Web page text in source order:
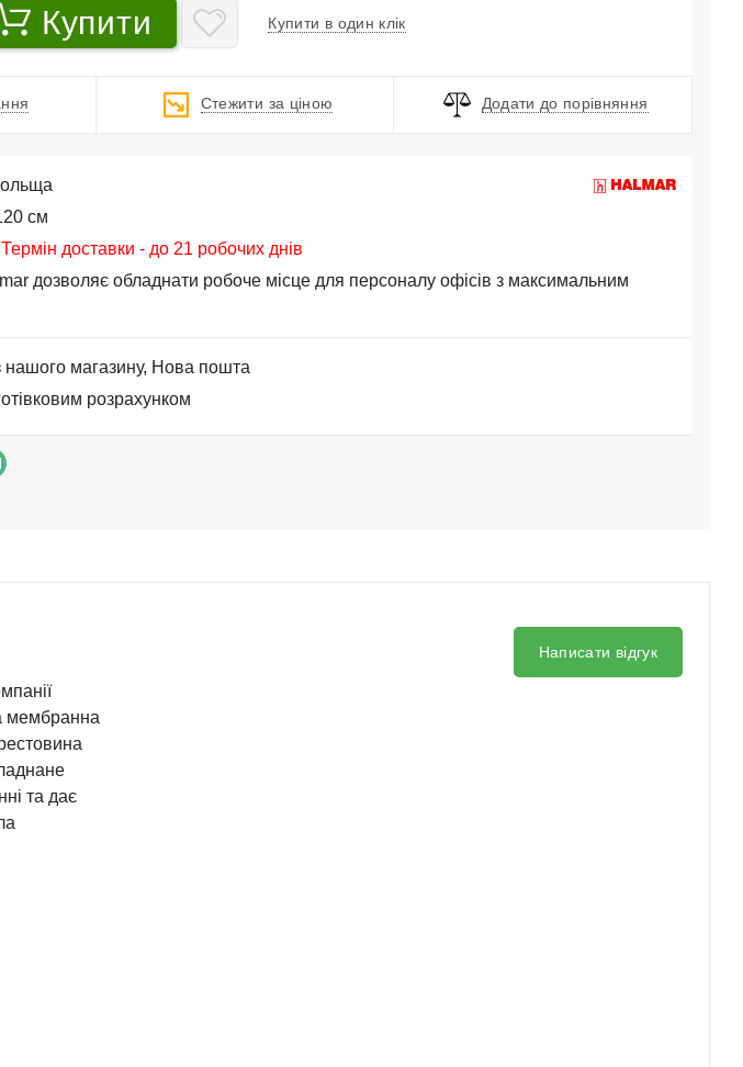
Купити Купити в один клік
Стежити за ціною Додати до порівняння
см
доставки - до 21 робочих днів
дозволяє обладнати робоче місце для персоналу офісів з максимальним
нашого магазину, Нова пошта
розрахунком
мембранна
та дає
Написати відгук